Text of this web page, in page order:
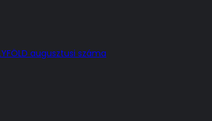
augusztusi száma